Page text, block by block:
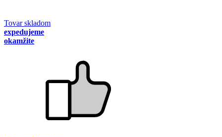
Tovar skladom
expedujeme
okamžite